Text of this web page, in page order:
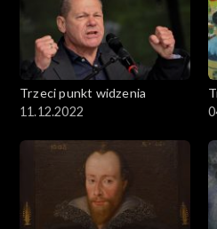
Trzeci punkt widzenia
11.12.2022